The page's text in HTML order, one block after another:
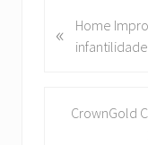
r
«
Home
CrownGold